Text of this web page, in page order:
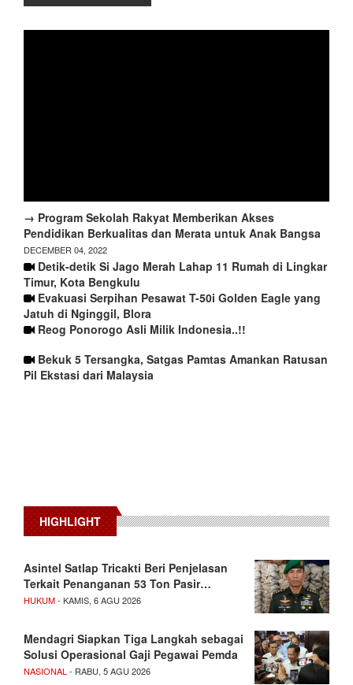
→ Program Sekolah Rakyat Memberikan Akses
Pendidikan Berkualitas dan Merata untuk Anak Bangsa
DECEMBER 04, 2022
Detik-detik Si Jago Merah Lahap 11 Rumah di Lingkar
Timur, Kota Bengkulu
Evakuasi Serpihan Pesawat T-50i Golden Eagle yang
Jatuh di Nginggil, Blora
Reog Ponorogo Asli Milik Indonesia..!!
Bekuk 5 Tersangka, Satgas Pamtas Amankan Ratusan
Pil Ekstasi dari Malaysia
HIGHLIGHT
Asintel Satlap Tricakti Beri Penjelasan
Terkait Penanganan 53 Ton Pasir…
HUKUM- KAMIS, 6 AGU 2026
Mendagri Siapkan Tiga Langkah sebagai
Solusi Operasional Gaji Pegawai Pemda
NASIONAL - RABU, 5 AGU 2026